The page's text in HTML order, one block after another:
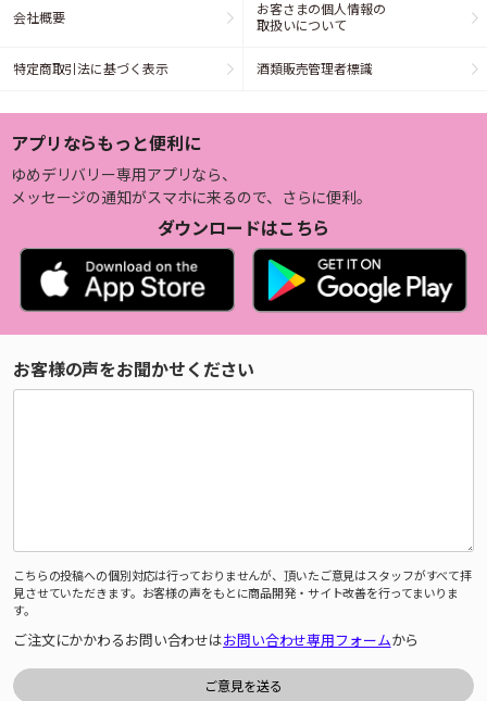
会社概要
お客さまの個人情報の
取扱いについて
特定商取引法に基づく表示 酒類販売管理者標識
アプリならもっと便利に
ゆめデリバリー専用アプリなら、
メッセージの通知がスマホに来るので、さらに便利。
ダウンロードはこちら
お客様の声をお聞かせください
こちらの投稿への個別対応は行っておりませんが、頂いたご意見はスタッフがすべて拝
見させていただきます。お客様の声をもとに商品開発・サイト改善を行ってまいりま
す。
ご注文にかかわるお問い合わせはお問い合わせ専用フォームから